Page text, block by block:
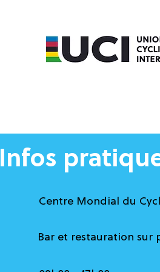
Infos
Centre Mondial du
Bar et restauration sur